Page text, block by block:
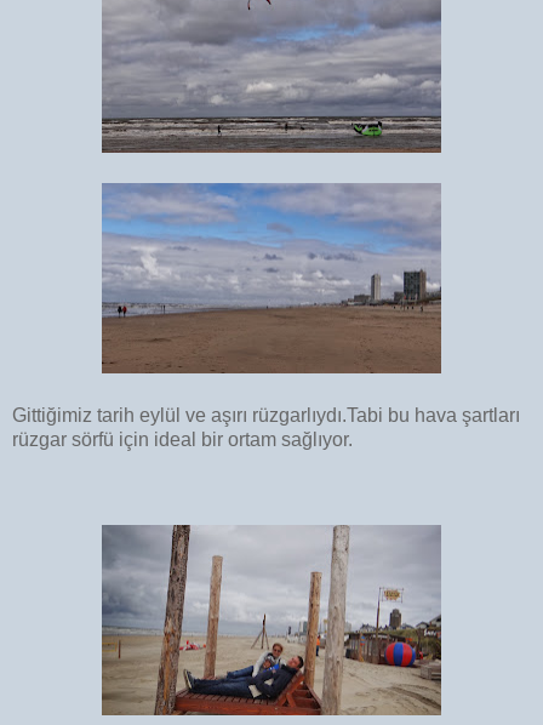
Gittiğimiz tarih eylül ve aşırı rüzgarlıydı.Tabi bu hava şartları
rüzgar sörfü için ideal bir ortam sağlıyor.